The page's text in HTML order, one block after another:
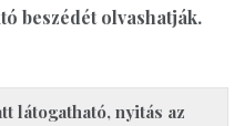
beszédét olvashatják.
látogatható, nyitás az